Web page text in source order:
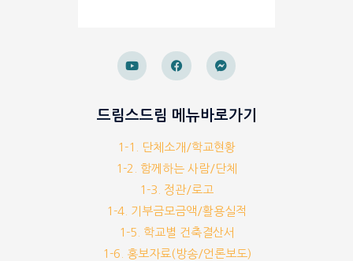
드림스드림 메뉴바로가기
1-1. 단체소개/학교현황
1-2. 함께하는 사람/단체
1-3. 정관/로고
1-4. 기부금모금액/활용실적
1-5. 학교별 건축결산서
1-6. 홍보자료(방송/언론보도)